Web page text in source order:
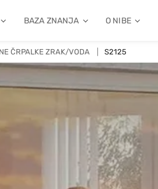
BAZA ZNANJA O NIBE
ČRPALKE ZRAK/VODA S2125